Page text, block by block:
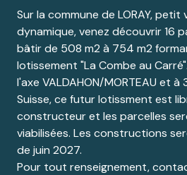
Sur la commune de LORAY, petit
dynamique, venez découvrir 16
bâtir de 508 m2 à 754 m2
lotissement "La Combe au
l'axe VALDAHON/MORTEAU et
Suisse, ce futur lotissment est
constructeur et les parcelles
viabilisées. Les constructions
de juin 2027.
Pour tout renseignement,